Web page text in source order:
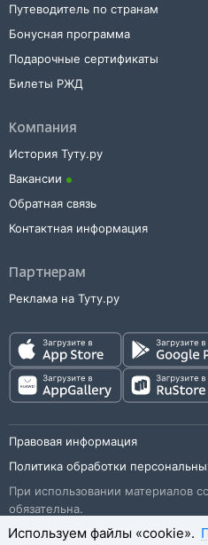
Путеводитель по странам
Бонусная программа
Подарочные сертификаты
Билеты РЖД
Компания
История Туту.ру
Вакансии
Обратная связь
Контактная информация
Партнерам
Реклама на Туту.ру
Правовая информация
Политика обработки
При использовании материалов
обязательна.
Используем файлы «cookie».